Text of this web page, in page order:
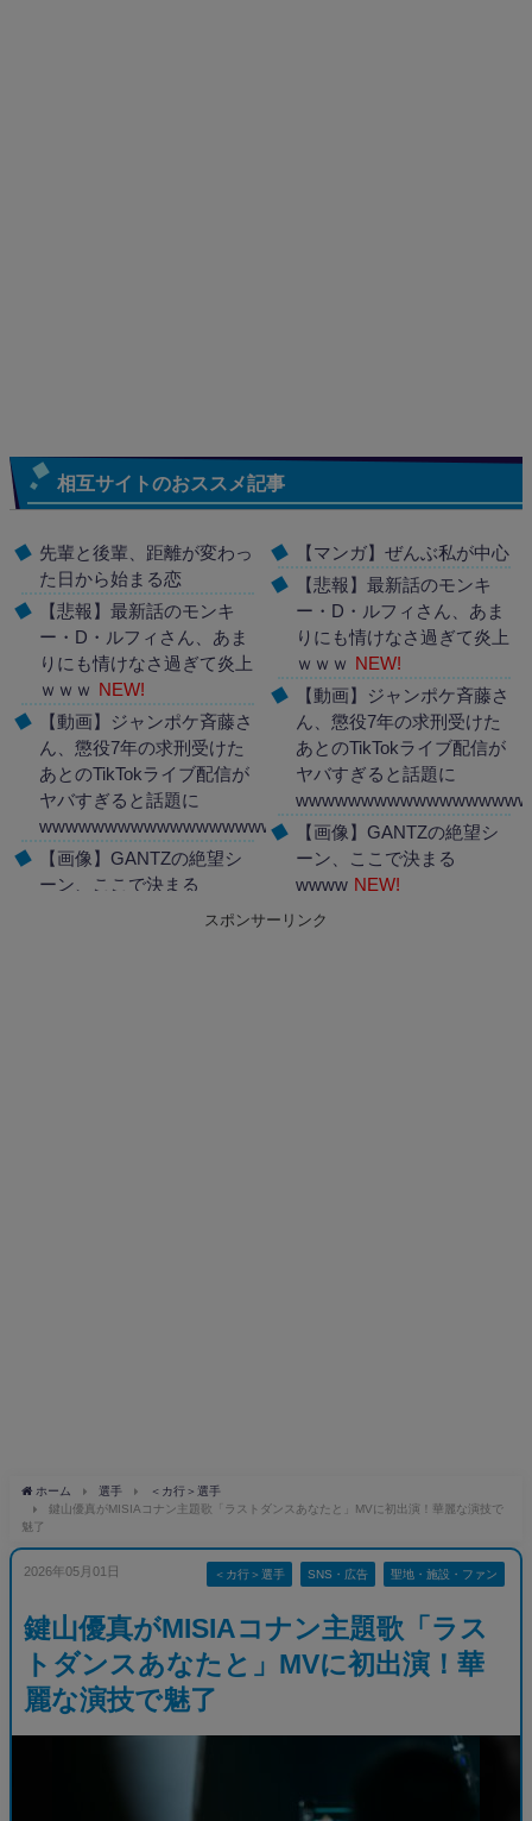
相互サイトのおススメ記事
先輩と後輩、距離が変わっ
た日から始まる恋
【悲報】最新話のモンキ
ー・D・ルフィさん、あま
りにも情けなさ過ぎて炎上
ｗｗｗ NEW!
【動画】ジャンポケ斉藤さ
ん、懲役7年の求刑受けた
あとのTikTokライブ配信が
ヤバすぎると話題に
wwwwwwwwwwwwwwwwwwww
NEW!
【画像】GANTZの絶望シ
ーン、ここで決まる
【マンガ】ぜんぶ私が中心
【悲報】最新話のモンキ
ー・D・ルフィさん、あま
りにも情けなさ過ぎて炎上
ｗｗｗ NEW!
【動画】ジャンポケ斉藤さ
ん、懲役7年の求刑受けた
あとのTikTokライブ配信が
ヤバすぎると話題に
【画像】GANTZの絶望シ
ーン、ここで決まる
wwww NEW!
Powered by livedoor 相互
スポンサーリンク
ホーム 選手
＜カ行＞選手
鍵山優真がMISIAコナン主題歌「ラストダンスあなたと」MVに初出演！華麗な演技で
魅了
2026年05月01日 ＜カ行＞選手 SNS・広告 聖地・施設・ファン
鍵山優真がMISIAコナン主題歌「ラス
トダンスあなたと」MVに初出演！華
麗な演技で魅了